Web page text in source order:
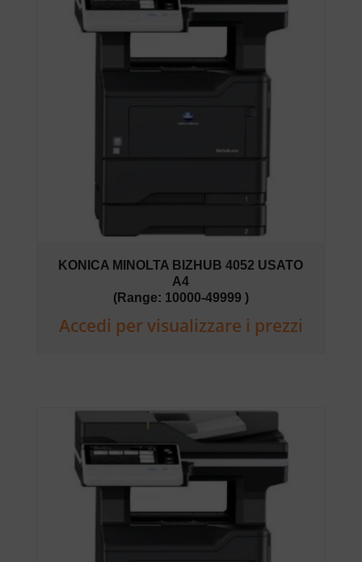
KONICA MINOLTA BIZHUB 4052 USATO
A4
(Range: 10000-49999 )
Accedi per visualizzare i prezzi